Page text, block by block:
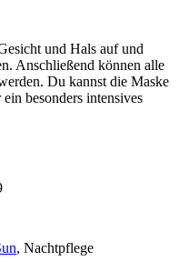
und Hals auf und
Anschließend können alle
Du kannst die Maske
besonders intensives
, Nachtpflege